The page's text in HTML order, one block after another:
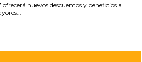
nuevos descuentos y beneficios a